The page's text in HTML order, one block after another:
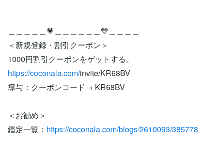
＿＿＿＿＿💗＿＿＿＿＿＿💛＿＿＿＿
＜新規登録・割引クーポン＞
1000円割引クーポンをゲットする。
https://coconala.com/invite/KR68BV
導与：クーポンコード→ KR68BV
＜お勧め＞
鑑定一覧： https://coconala.com/blogs/2610093/385778